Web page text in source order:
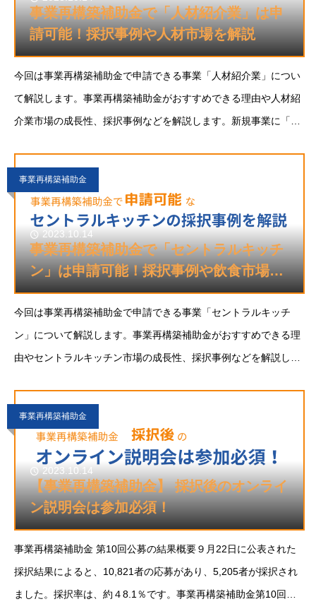
事業再構築補助金で「人材紹介業」は申
請可能！採択事例や人材市場を解説
今回は事業再構築補助金で申請できる事業「人材紹介業」につい
て解説します。事業再構築補助金がおすすめできる理由や人材紹
介業市場の成長性、採択事例などを解説します。新規事業に「人
とは人材紹介会社とは厚生労働大臣から許可
事業再構築補助金
2023.10.14
事業再構築補助金で「セントラルキッチ
ン」は申請可能！採択事例や飲食市場を
解説
今回は事業再構築補助金で申請できる事業「セントラルキッチ
ン」について解説します。事業再構築補助金がおすすめできる理
由やセントラルキッチン市場の成長性、採択事例などを解説しま
なれば幸いです。セントラルキッチンとはセン
事業再構築補助金
2023.10.14
【事業再構築補助金】 採択後のオンライ
ン説明会は参加必須！
事業再構築補助金 第10回公募の結果概要９月22日に公表された
採択結果によると、10,821者の応募があり、5,205者が採択され
ました。採択率は、約４8.1％です。事業再構築補助金第10回公